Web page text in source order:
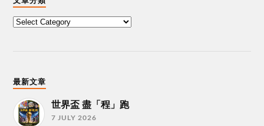
最新文章
世界盃 盡「程」跑
7 JULY 2026